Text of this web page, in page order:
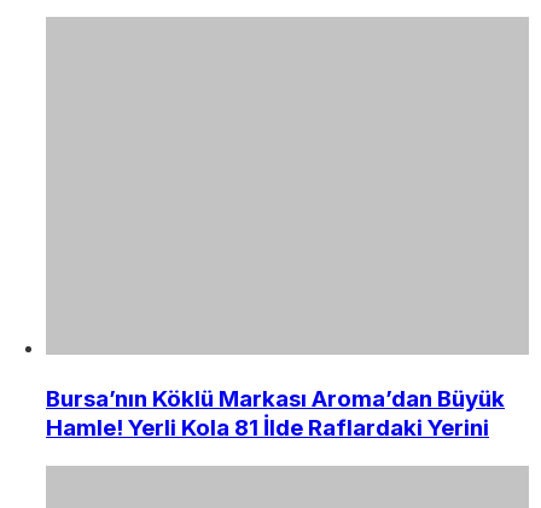
Bursa’nın Köklü Markası Aroma’dan Büyük
Hamle! Yerli Kola 81 İlde Raflardaki Yerini